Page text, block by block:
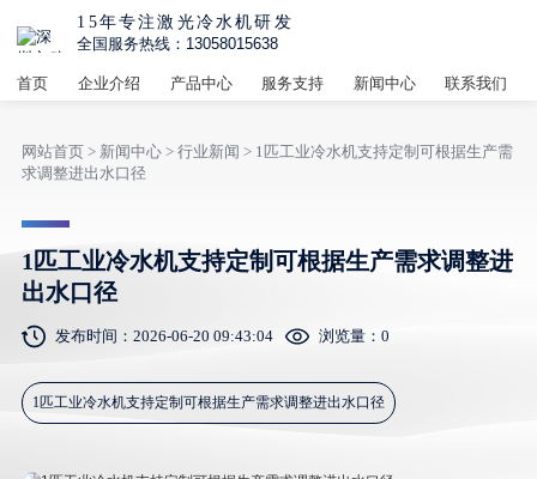
15年专注激光冷水机研发
全国服务热线：13058015638
首页 企业介绍 产品中心 服务支持 新闻中心 联系我们
网站首页> 新闻中心> 行业新闻 > 1匹工业冷水机支持定制可根据生产需
求调整进出水口径
1匹工业冷水机支持定制可根据生产需求调整进
出水口径
发布时间：2026-06-20 09:43:04 浏览量： 0
1匹工业冷水机支持定制可根据生产需求调整进出水口径